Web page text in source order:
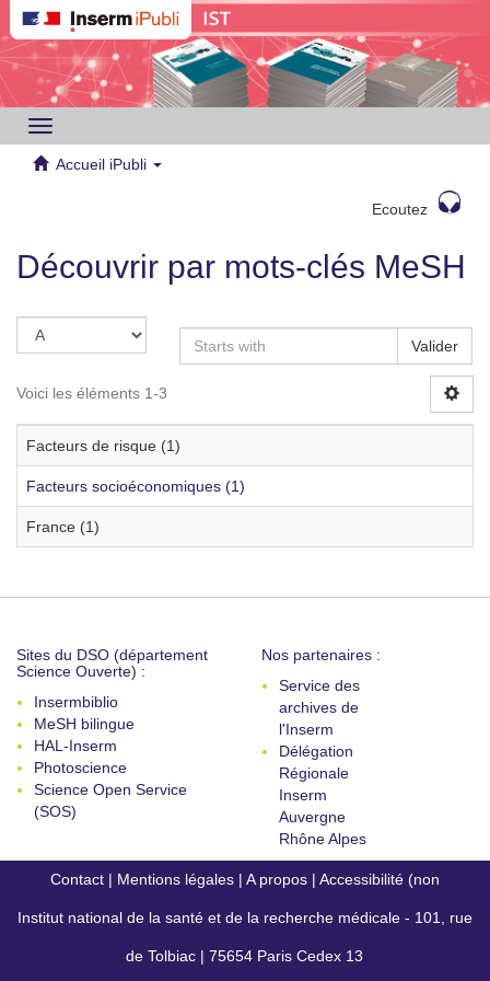
Toggle
navigation
Accueil iPubli
Ecoutez
Découvrir par mots-clés MeSH
Valider
Voici les éléments 1-3
Facteurs de risque (1)
Facteurs socioéconomiques (1)
France (1)
Sites du DSO (département
Science Ouverte) :
Insermbiblio
MeSH bilingue
HAL-Inserm
Photoscience
Science Open Service
(SOS)
Nos partenaires :
Service des
archives de
l'Inserm
Délégation
Régionale
Inserm
Auvergne
Rhône Alpes
Contact | Mentions légales | A propos | Accessibilité (non
conforme)
Institut national de la santé et de la recherche médicale - 101, rue
de Tolbiac | 75654 Paris Cedex 13